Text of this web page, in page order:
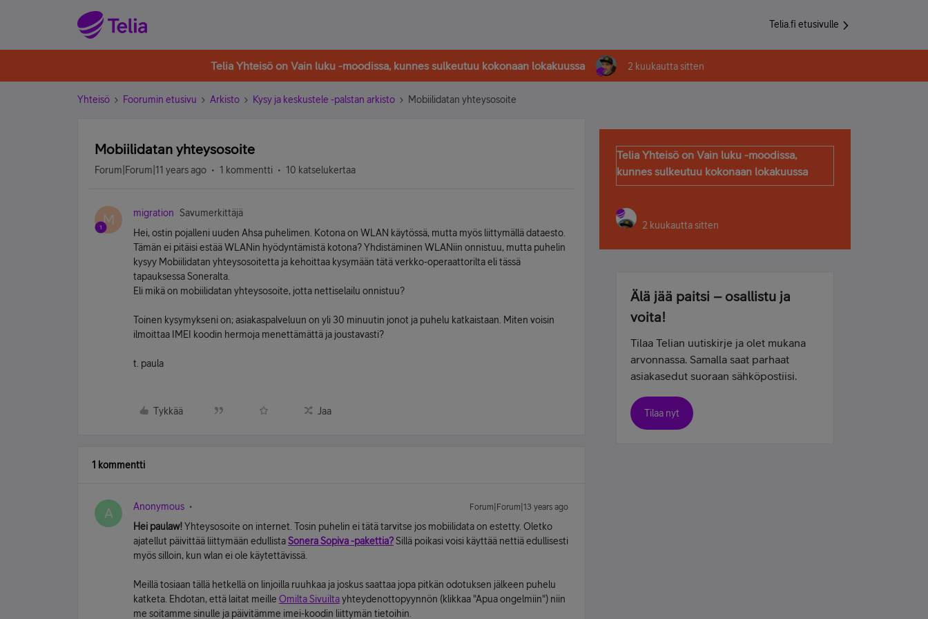
Telia.fi etusivulle
Telia Yhteisö on Vain luku -moodissa, kunnes sulkeutuu kokonaan lokakuussa 2 kuukautta sitten
Yhteisö Foorumin etusivu Arkisto Kysy ja keskustele -palstan arkisto Mobiilidatan yhteysosoite
Mobiilidatan yhteysosoite
Forum|Forum|11 years ago 1 kommentti 10 katselukertaa
M migration
Savumerkittäjä
Hei, ostin pojalleni uuden Ahsa puhelimen. Kotona on WLAN käytössä, mutta myös liittymällä dataesto.
Tämän ei pitäisi estää WLANin hyödyntämistä kotona? Yhdistäminen WLANiin onnistuu, mutta puhelin
kysyy Mobiilidatan yhteysosoitetta ja kehoittaa kysymään tätä verkko-operaattorilta eli tässä
tapauksessa Soneralta.
Eli mikä on mobiilidatan yhteysosoite, jotta nettiselailu onnistuu?
Toinen kysymykseni on; asiakaspalveluun on yli 30 minuutin jonot ja puhelu katkaistaan. Miten voisin
ilmoittaa IMEI koodin hermoja menettämättä ja joustavasti?
t. paula
Tykkää Jaa
1 kommentti
A Anonymous Forum|Forum|13 years ago
Hei paulaw!Yhteysosoite on internet. Tosin puhelin ei tätä tarvitse jos mobiilidata on estetty. Oletko
ajatellut päivittää liittymään edullistaSonera Sopiva -pakettia?Sillä poikasi voisi käyttää nettiä edullisesti
myös silloin, kun wlan ei ole käytettävissä.
Meillä tosiaan tällä hetkellä on linjoilla ruuhkaa ja joskus saattaa jopa pitkän odotuksen jälkeen puhelu
katketa. Ehdotan, että laitat meille Omilta Sivuiltayhteydenottopyynnön (klikkaa "Apua ongelmiin") niin
me soitamme sinulle ja päivitämme imei-koodin liittymän tietoihin.
Telia Yhteisö on Vain luku -moodissa,
kunnes sulkeutuu kokonaan lokakuussa
2 kuukautta sitten
Älä jää paitsi – osallistu ja
voita!
Tilaa Telian uutiskirje ja olet mukana
arvonnassa. Samalla saat parhaat
asiakasedut suoraan sähköpostiisi.
Tilaa nyt